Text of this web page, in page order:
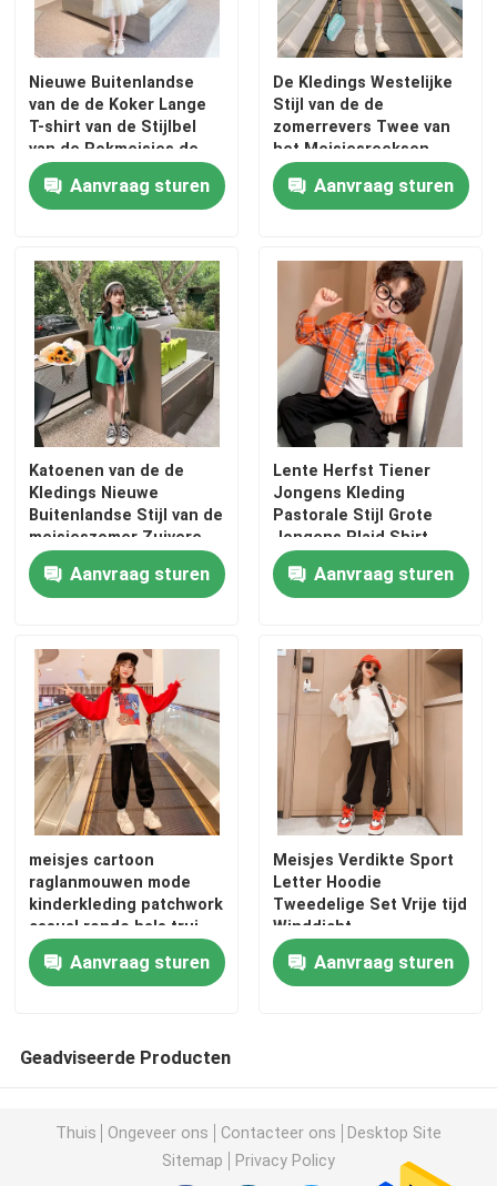
Producten
Ongeveer ons
Fabrieksreis
Kwaliteitscontrole
Contact de V.S.
Mode kinderkleding
Kleding voor kleine meisjes
Kinderkledingset
Warme kinderjassen
Kinderbroeken
Kleding voor kinderen
Trendy kinderkleding
Lentekleding voor kinderen
Nieuwe Buitenlandse
van de de Koker Lange
T-shirt van de Stijlbel
van de Rokmeisjes de
Zomerkleding
Aanvraag sturen
De Kledings Westelijke
Stijl van de de
zomerrevers Twee van
het Meisjesreeksen
Kostuum
Aanvraag sturen
Katoenen van de de
Kledings Nieuwe
Buitenlandse Stijl van de
meisjeszomer Zuivere
Lange T-shirtrok
Aanvraag sturen
Lente Herfst Tiener
Jongens Kleding
Pastorale Stijl Grote
Jongens Plaid Shirt
Aanvraag sturen
meisjes cartoon
raglanmouwen mode
kinderkleding patchwork
casual ronde hals trui
Aanvraag sturen
Meisjes Verdikte Sport
Letter Hoodie
Tweedelige Set Vrije tijd
Winddicht
Aanvraag sturen
Geadviseerde Producten
Thuis Ongeveer ons Contacteer ons
Desktop Site
Sitemap
Privacy Policy